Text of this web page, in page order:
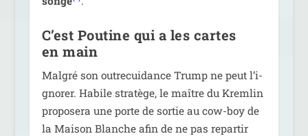
C’est Poutine qui a les cartes
en main
Malgré son outre­cui­dance Trump ne peut l’i­
gno­rer. Habile stra­tège, le maître du Kremlin
pro­po­se­ra une porte de sor­tie au cow-boy de
la Maison Blanche afin de ne pas repar­tir